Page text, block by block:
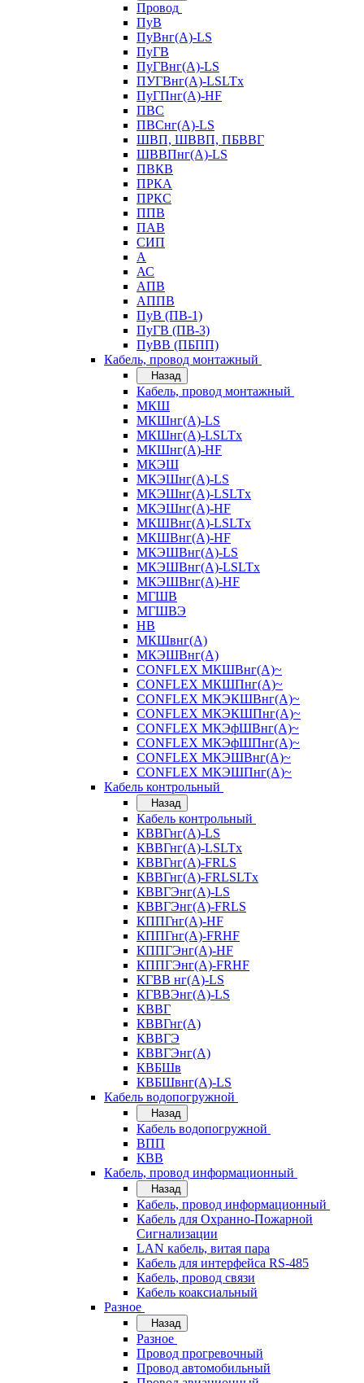
Провод
ПуВ
ПуВнг(А)-LS
ПуГВ
ПуГВнг(А)-LS
ПУГВнг(А)-LSLTx
ПуГПнг(А)-HF
ПВС
ПВСнг(А)-LS
ШВП, ШВВП, ПБВВГ
ШВВПнг(А)-LS
ПВКВ
ПРКА
ПРКС
ППВ
ПАВ
СИП
А
АС
АПВ
АППВ
ПуВ (ПВ-1)
ПуГВ (ПВ-3)
ПуВВ (ПБПП)
Кабель, провод монтажный
Назад
Кабель, провод монтажный
МКШ
МКШнг(А)-LS
МКШнг(А)-LSLTx
МКШнг(А)-HF
МКЭШ
МКЭШнг(А)-LS
МКЭШнг(А)-LSLTx
МКЭШнг(А)-HF
МКШВнг(A)-LSLTx
МКШВнг(А)-HF
МКЭШВнг(А)-LS
МКЭШВнг(A)-LSLTx
МКЭШВнг(А)-HF
МГШВ
МГШВЭ
НВ
МКШвнг(А)
МКЭШВнг(А)
CONFLEX МКШВнг(А)~
CONFLEX МКШПнг(А)~
CONFLEX МКЭКШВнг(А)~
CONFLEX МКЭКШПнг(А)~
CONFLEX МКЭфШВнг(А)~
CONFLEX МКЭфШПнг(А)~
CONFLEX МКЭШВнг(А)~
CONFLEX МКЭШПнг(А)~
Кабель контрольный
Назад
Кабель контрольный
КВВГнг(А)-LS
КВВГнг(А)-LSLTx
КВВГнг(А)-FRLS
КВВГнг(А)-FRLSLTx
КВВГЭнг(А)-LS
КВВГЭнг(А)-FRLS
КППГнг(А)-HF
КППГнг(А)-FRHF
КППГЭнг(А)-HF
КППГЭнг(А)-FRHF
КГВВ нг(А)-LS
КГВВЭнг(А)-LS
КВВГ
КВВГнг(А)
КВВГЭ
КВВГЭнг(А)
КВБШв
КВБШвнг(А)-LS
Кабель водопогружной
Назад
Кабель водопогружной
ВПП
КВВ
Кабель, провод информационный
Назад
Кабель, провод информационный
Кабель для Охранно-Пожарной
Сигнализации
LAN кабель, витая пара
Кабель для интерфейса RS-485
Кабель, провод связи
Кабель коаксиальный
Разное
Назад
Разное
Провод прогревочный
Провод автомобильный